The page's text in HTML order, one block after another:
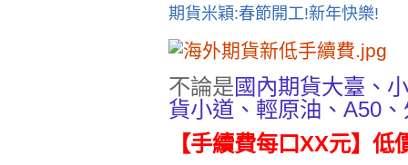
期貨米穎:春節開工!新年快樂!
不論是國內期貨大臺、
貨小道、輕原油、A50
【手續費每口XX元】低